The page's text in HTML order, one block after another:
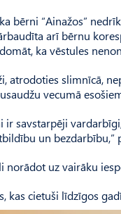
bērni “Ainažos”
arī bērnu
ka vēstules
atrodoties slimnīcā,
vecumā
ir savstarpēji
un bezdarbību,”
uz vairāku
kas cietuši līdzīgos